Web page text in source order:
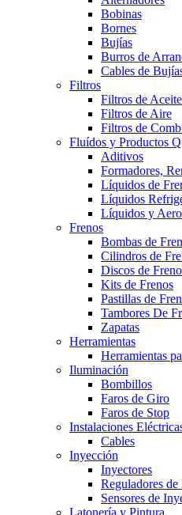
Bobinas
Bornes
Bujías
Burros de
Cables de
Filtros
Filtros de Aceite
Filtros de Aire
Filtros de
Fluídos y Productos
Aditivos
Formadores,
Líquidos de
Líquidos
Líquidos y
Frenos
Bombas de
Cilindros de
Discos de
Kits de Frenos
Pastillas de
Tambores De
Zapatas
Herramientas
Herramientas
Iluminación
Bombillos
Faros de Giro
Faros de Stop
Instalaciones
Cables
Inyección
Inyectores
Reguladores de
Sensores de
Latonería y Pintura